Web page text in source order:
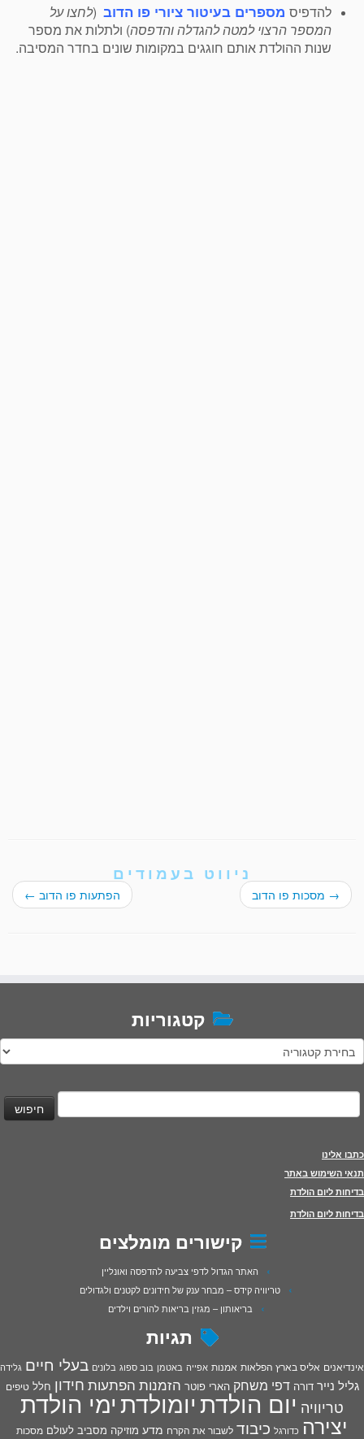
להדפיס מספרים בעיטור ציורי פו הדוב (לחצו על
המספר הרצוי למטה להגדלה והדפסה) ולתלות את מספר
שנות ההולדת אותם חוגגים במקומות שונים בחדר המסיבה.
ניווט בעמודים
→ מסכות פו הדוב הפתעות פו הדוב ←
קטגוריות
קטגוריות
חיפוש:
כתבו אלינו
תנאי השימוש באתר
בדיחות ליום הולדת
בדיחות ליום הולדת
קישורים מומלצים
האתר הגדול לדפי צביעה להדפסה ואונליין
טריוויה קידס – מבחר ענק של חידונים לקטנים ולגדולים
בריאותון – מגזין בריאות להורים וילדים
תגיות
אינדיאנים אליס בארץ הפלאות אמנות אפייה באטמן בוב ספוג בלונים בעלי חיים גלידה
גליל נייר דורה דפי משחק הארי פוטר הזמנות הפתעות חידון חלל טיפים
טריוויה יום הולדתיומולדתימי הולדת
יצירה כדורגל כיבוד לשבור את הקרח מדע מוזיקה מסביב לעולם מסכות